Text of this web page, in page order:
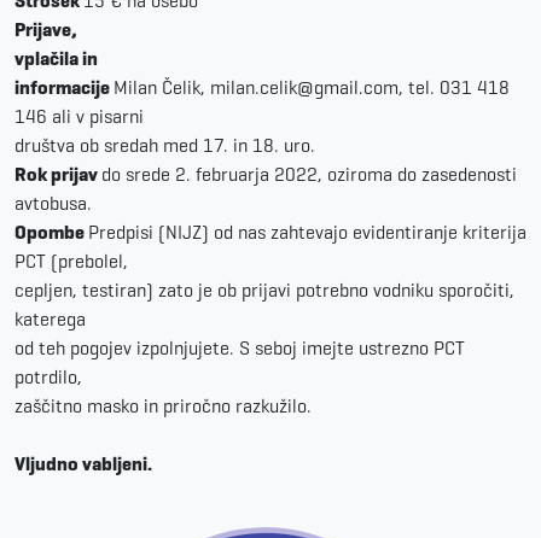
Prijave,
vplačila in
informacije Milan Čelik, milan.celik@gmail.com, tel. 031 418
146 ali v pisarni
društva ob sredah med 17. in 18. uro.
Rok prijav do srede 2. februarja 2022, oziroma do zasedenosti
avtobusa.
Opombe Predpisi (NIJZ) od nas zahtevajo evidentiranje kriterija
PCT (prebolel,
cepljen, testiran) zato je ob prijavi potrebno vodniku sporočiti,
katerega
od teh pogojev izpolnjujete. S seboj imejte ustrezno PCT
potrdilo,
zaščitno masko in priročno razkužilo.
Vljudno vabljeni.